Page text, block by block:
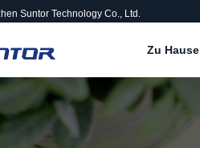
Suntor Technology Co., Ltd.
Zu Hause